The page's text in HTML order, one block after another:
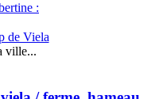
:
de Viela
ville...